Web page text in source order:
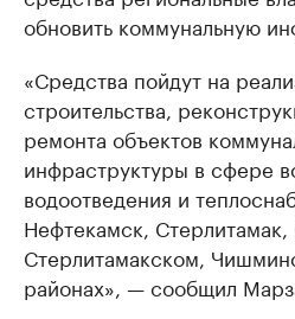
обновить коммунальную
«Средства пойдут на
строительства,
ремонта объектов
инфраструктуры в сфере
водоотведения и
Нефтекамск, Стерлитамак,
Стерлитамакском,
районах», — сообщил